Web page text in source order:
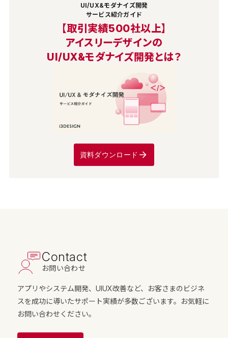
UI/UX&モダナイズ開発
サービス紹介ガイド
【取引実績500社以上】
アイスリーデザインの
UI/UX&モダナイズ開発とは？
資料ダウンロード
Contact
お問い合わせ
アプリやシステム開発、UIUX改善など、お客さまのビジネ
スを成功に導いたサポート実績が多数ございます。お気軽に
お問い合わせください。